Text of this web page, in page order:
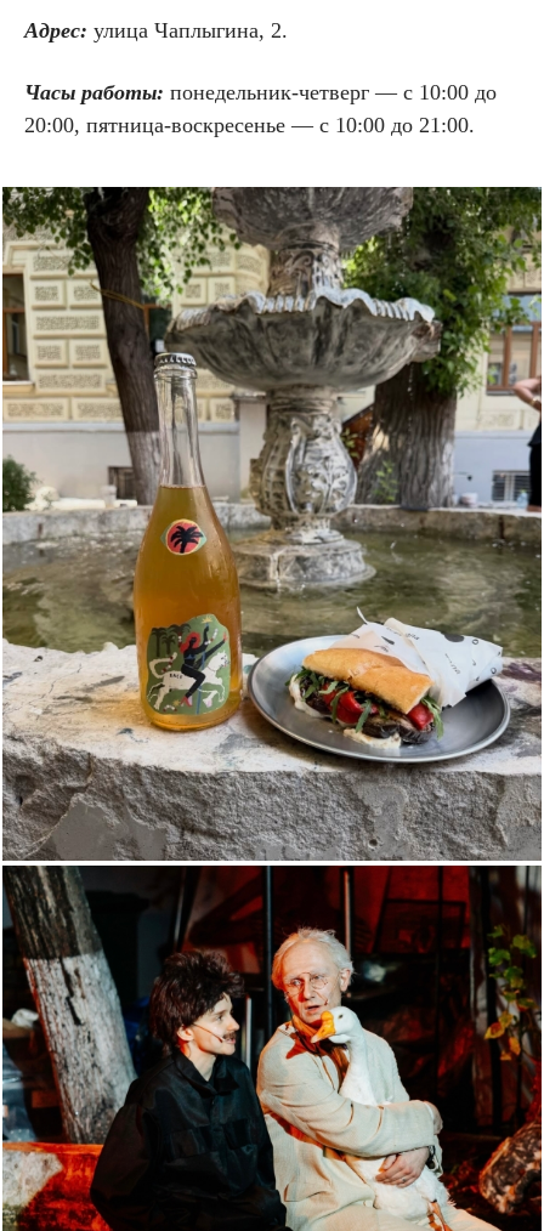
Адрес: улица Чаплыгина, 2.
Часы работы: понедельник-четверг — с 10:00 до
20:00, пятница-воскресенье — с 10:00 до 21:00.